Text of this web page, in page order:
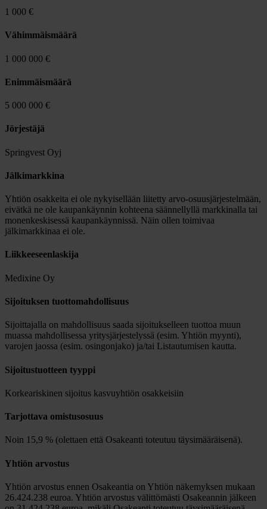
1 000 €
Vähimmäismäärä
1 000 000 €
Enimmäismäärä
5 000 000 €
Jörjestäjä
Springvest Oyj
Jälkimarkkina
Yhtiön osakkeita ei ole nykyisellään liitetty arvo-osuusjärjestelmään,
eivätkä ne ole kaupankäynnin kohteena säännellyllä markkinalla tai
monenkeskisessä kaupankäynnissä. Näin ollen toimivaa
jälkimarkkinaa ei ole.
Liikkeeseenlaskija
Medixine Oy
Sijoituksen tuottomahdollisuus
Sijoittajalla on mahdollisuus saada sijoitukselleen tuottoa muun
muassa mahdollisessa yritysjärjestelyssä (esim. Yhtiön myynti),
varojen jaossa (esim. osingonjako) ja/tai Listautumisen kautta.
Sijoitustuotteen tyyppi
Korkeariskinen sijoitus kasvuyhtiön osakkeisiin
Tarjottava omistusosuus
Noin 15,9 % (olettaen että Osakeanti toteutuu täysimääräisenä).
Yhtiön arvostus
Yhtiön arvostus ennen Osakeantia on Yhtiön näkemyksen mukaan
26.424.238 euroa. Yhtiön arvostus välittömästi Osakeannin jälkeen